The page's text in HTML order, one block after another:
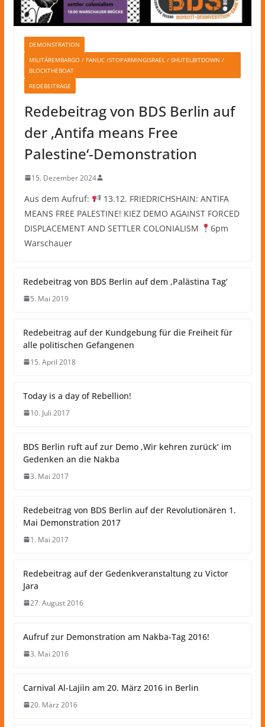
DEMONSTRATION
MILITÄREMBARGO / FANUC /STOPARMINGISRAEL / SHUTELBITDOWN /
BLOCKTHEBOAT
REDEBEITRÄGE
Redebeitrag von BDS Berlin auf
der ‚Antifa means Free
Palestine‘-Demonstration
15. Dezember 2024
Aus dem Aufruf:
13.12. FRIEDRICHSHAIN: ANTIFA
MEANS FREE PALESTINE! KIEZ DEMO AGAINST FORCED
DISPLACEMENT AND SETTLER COLONIALISM
6pm
Warschauer
Redebeitrag von BDS Berlin auf dem ‚Palästina Tag‘
5. Mai 2019
Redebeitrag auf der Kundgebung für die Freiheit für
alle politischen Gefangenen
15. April 2018
Today is a day of Rebellion!
10. Juli 2017
BDS Berlin ruft auf zur Demo ‚Wir kehren zurück‘ im
Gedenken an die Nakba
3. Mai 2017
Redebeitrag von BDS Berlin auf der Revolutionären 1.
Mai Demonstration 2017
1. Mai 2017
Redebeitrag auf der Gedenkveranstaltung zu Victor
Jara
27. August 2016
Aufruf zur Demonstration am Nakba-Tag 2016!
3. Mai 2016
Carnival Al-Lajiìn am 20. März 2016 in Berlin
20. März 2016